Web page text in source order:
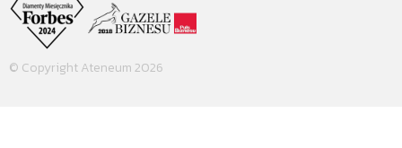
© Copyright Ateneum 2026